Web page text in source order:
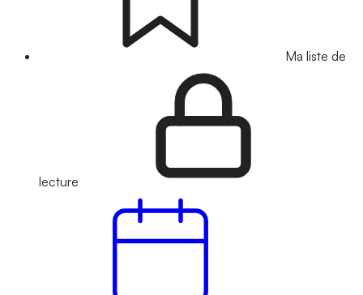
Ma liste de
lecture